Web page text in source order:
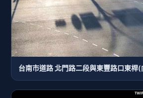
台南市道路 北門路二段與東豐路口東桿(